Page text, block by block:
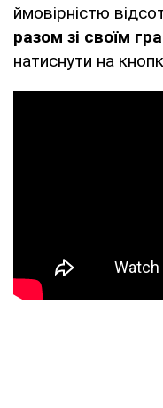
ймовірністю
разом зі своїм
натиснути на